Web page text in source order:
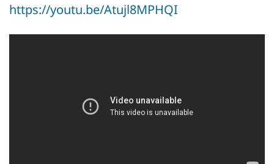
https://youtu.be/Atujl8MPHQI